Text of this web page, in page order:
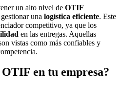
un alto nivel de OTIF
una logística eficiente. Este
competitivo, ya que los
en las entregas. Aquellas
vistas como más confiables y
en tu empresa?